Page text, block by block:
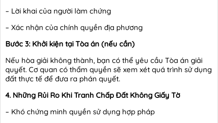
– Lời khai của người làm chứng
– Xác nhận của chính quyền địa phương
Bước 3: Khởi kiện tại Tòa án (nếu cần)
Nếu hòa giải không thành, bạn có thể yêu cầu Tòa án giải
quyết. Cơ quan có thẩm quyền sẽ xem xét quá trình sử dụng
đất thực tế để đưa ra phán quyết.
4. Những Rủi Ro Khi Tranh Chấp Đất Không Giấy Tờ
– Khó chứng minh quyền sử dụng hợp pháp